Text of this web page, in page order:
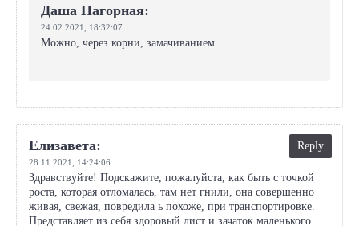
Даша Нагорная:
24.02.2021, 18:32:07
Можно, через корни, замачиванием
Елизавета:
28.11.2021, 14:24:06
Reply
Здравствуйте! Подскажите, пожалуйста, как быть с точкой
роста, которая отломалась, там нет гнили, она совершенно
живая, свежая, повредила ь похоже, при транспортировке.
Представляет из себя здоровый лист и зачаток маленького